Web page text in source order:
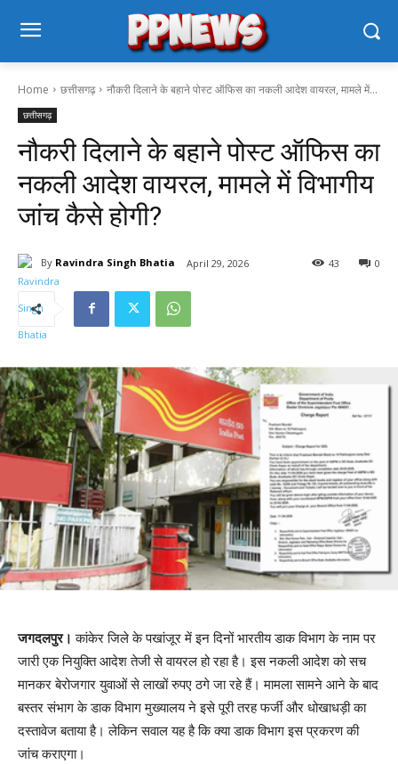
Home छत्तीसगढ़ नौकरी दिलाने के बहाने पोस्ट ऑफिस का नकली आदेश वायरल, मामले में...
छत्तीसगढ़
नौकरी दिलाने के बहाने पोस्ट ऑफिस का
नकली आदेश वायरल, मामले में विभागीय
जांच कैसे होगी?
By Ravindra Singh Bhatia April 29, 2026 0
43
जगदलपुर। कांकेर जिले के पखांजूर में इन दिनों भारतीय डाक विभाग के नाम पर
जारी एक नियुक्ति आदेश तेजी से वायरल हो रहा है। इस नकली आदेश को सच
मानकर बेरोजगार युवाओं से लाखों रुपए ठगे जा रहे हैं। मामला सामने आने के बाद
बस्तर संभाग के डाक विभाग मुख्यालय ने इसे पूरी तरह फर्जी और धोखाधड़ी का
दस्तावेज बताया है। लेकिन सवाल यह है कि क्या डाक विभाग इस प्रकरण की
जांच कराएगा।